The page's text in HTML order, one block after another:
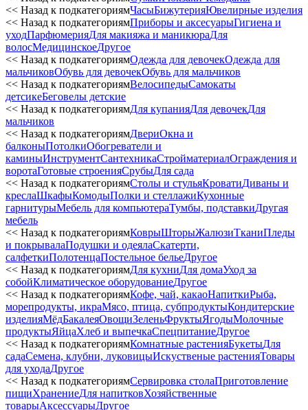
<< Назад к подкатегориямЧасыБижутерияЮвелирные изделия
<< Назад к подкатегориямПриборы и аксесуарыГигиена и
уходПарфюмерияДля макияжа и маникюраДля
волосМедицинскоеДругое
<< Назад к подкатегориямОдежда для девочекОдежда для
мальчиковОбувь для девочекОбувь для мальчиков
<< Назад к подкатегориямВелосипедыСамокаты
детсикеБеговелы детские
<< Назад к подкатегориямДля купанияДля девочекДля
мальчиков
<< Назад к подкатегориямДвериОкна и
балконыПотолкиОбогреватели и
каминыИнструментСантехникаСтройматериалОграждения и
воротаГотовые строенияСрубыДля сада
<< Назад к подкатегориямСтолы и стульяКроватиДиваны и
креслаШкафыКомодыПолки и стеллажиКухонные
гарнитурыМебель для компьютераТумбы, подставкиДругая
мебель
<< Назад к подкатегориямКоврыШторыЖалюзиТканиПледы
и покрывалаПодушки и одеялаСкатерти,
салфеткиПолотенцаПостельное бельеДругое
<< Назад к подкатегориямДля кухниДля домаУход за
собойКлиматическое оборудованиеДругое
<< Назад к подкатегориямКофе, чай, какаоНапиткиРыба,
морепродукты, икраМясо, птица, субпродуктыКондитерские
изделияМёдБакалеяОвощиЗеленьФруктыЯгодыМолочные
продуктыЯйцаХлеб и выпечкаСпецпитаниеДругое
<< Назад к подкатегориямКомнатные растенияБукетыДля
садаСемена, клубни, луковицыИскуственые растенияТовары
для уходаДругое
<< Назад к подкатегориямСервировка столаПриготовление
пищиХранениеДля напитковХозяйственные
товарыАксессуарыДругое